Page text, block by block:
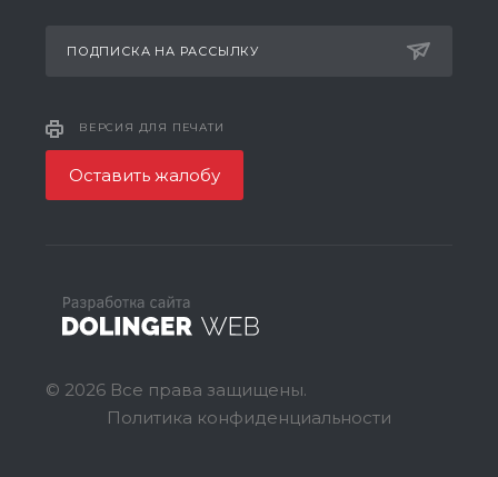
ПОДПИСКА НА РАССЫЛКУ
ВЕРСИЯ ДЛЯ ПЕЧАТИ
Оставить жалобу
© 2026 Все права защищены.
Политика конфиденциальности